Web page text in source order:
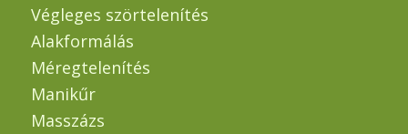
Végleges szörtelenítés
Alakformálás
Méregtelenítés
Manikűr
Masszázs